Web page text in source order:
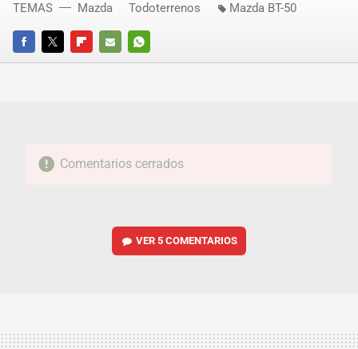
FACEBOOKTWITTERFLIPBOARD
E-
WHATSAPP
TEMAS Mazda Todoterrenos Mazda BT-50
Comentarios cerrados
VER5 COMENTARIOS